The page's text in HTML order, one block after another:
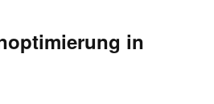
in